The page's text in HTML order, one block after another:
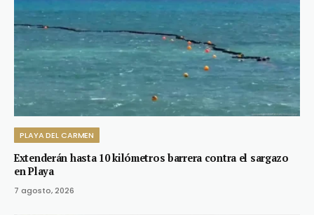
PLAYA DEL CARMEN
Extenderán hasta 10 kilómetros barrera contra el sargazo
en Playa
7 agosto, 2026